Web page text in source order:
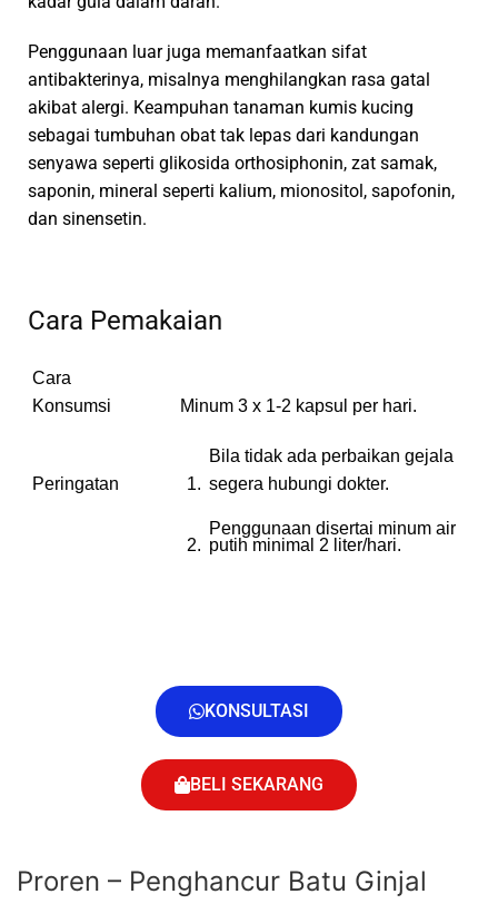
Penggunaan luar juga memanfaatkan sifat
antibakterinya, misalnya menghilangkan rasa gatal
akibat alergi. Keampuhan tanaman kumis kucing
sebagai tumbuhan obat tak lepas dari kandungan
senyawa seperti glikosida orthosiphonin, zat samak,
saponin, mineral seperti kalium, mionositol, sapofonin,
dan sinensetin.
Cara Pemakaian
Cara
Konsumsi
Minum 3 x 1-2 kapsul per hari.
Peringatan 1.
Bila tidak ada perbaikan gejala
segera hubungi dokter.
2.
Penggunaan disertai minum air
putih minimal 2 liter/hari.
KONSULTASI
BELI SEKARANG
Proren – Penghancur Batu Ginjal